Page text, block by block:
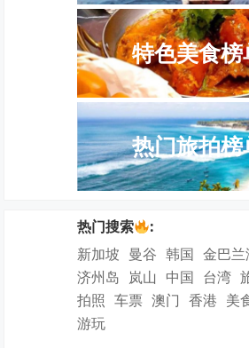
特色美食榜
热门旅拍榜
热门搜索
:
新加坡 曼谷 韩国 金巴兰
济州岛 岚山 中国 台湾
拍照 车票 澳门 香港 美
游玩